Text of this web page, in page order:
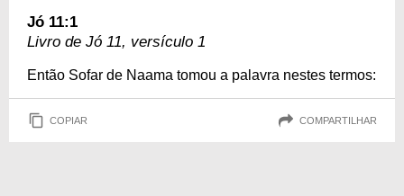
Jó 11:1
Livro de Jó 11, versículo 1
Então Sofar de Naama tomou a palavra nestes termos:
COPIAR COMPARTILHAR